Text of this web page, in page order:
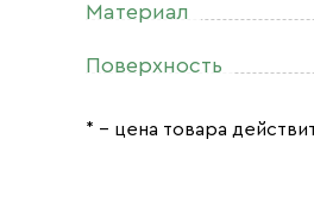
Материал
Поверхность
* – цена товара